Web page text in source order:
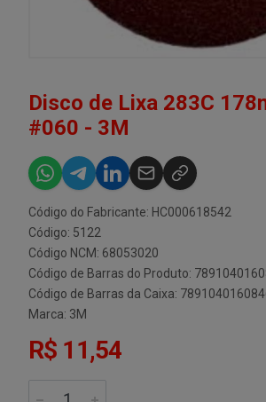
Disco de Lixa 283C
#060 - 3M
Código do Fabricante: HC000618542
Código: 5122
Código NCM: 68053020
Código de Barras do Produto:
Código de Barras da Caixa:
Marca: 3M
R$ 11,54